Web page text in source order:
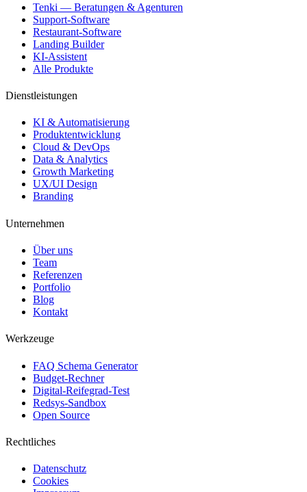
Tenki — Beratungen & Agenturen
Support-Software
Restaurant-Software
Landing Builder
KI-Assistent
Alle Produkte
Dienstleistungen
KI & Automatisierung
Produktentwicklung
Cloud & DevOps
Data & Analytics
Growth Marketing
UX/UI Design
Branding
Unternehmen
Über uns
Team
Referenzen
Portfolio
Blog
Kontakt
Werkzeuge
FAQ Schema Generator
Budget-Rechner
Digital-Reifegrad-Test
Redsys-Sandbox
Open Source
Rechtliches
Datenschutz
Cookies